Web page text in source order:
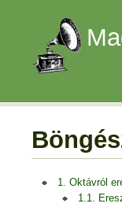
1. Oktávról
1.1.